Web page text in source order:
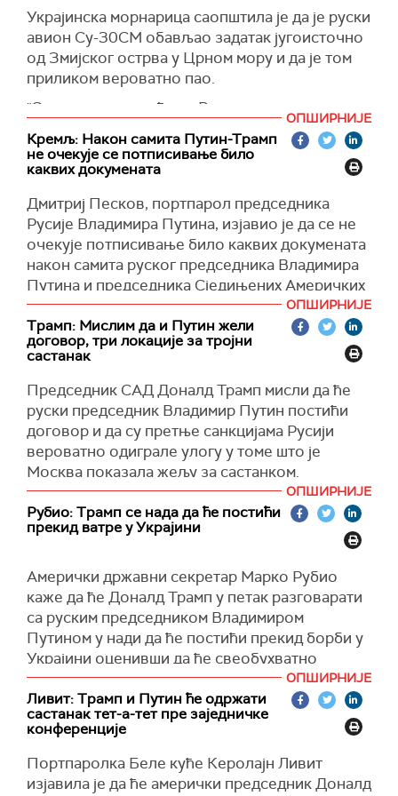
председник и неће се петљати са мном",
истакао је Трамп.
(BBC)
на одредиште око 17.48 по московском
времену.
Још један Ил-96 касније је полетео из Москве
за Енкориџ.
Путин и Трамп ће се састати сутра у Енкориџу,
на Аљасци у 11.30 по локалном времену.
(РИА, Танјуг)
Украјинска морнарица саопштила је да је руски
авион Су-30СМ обављао задатак југоисточно
од Змијског острва у Црном мору и да је том
приликом вероватно пао.
"Средствима извиђања Ратне морнарице
Оружаних снага Украјине, добијен је радио-
пресрет о губитку везе са авионом руских
окупатора Су-30СМ, који је извршавао задатак
је, вероватно, пао из непознатих разлога",
наводи се у саопштењу Ратне морнарице
Украјине.
Према подацима морнарице, руске снаге
тренутно спроводе акције потраге и
спасавања.
(Unijan)
ОПШИРНИЈЕ
Кремљ: Након самита Путин-Трамп
не очекује се потписивање било
каквих докумената
Дмитриј Песков, портпарол председника
Русије Владимира Путина, изјавио је да се не
очекује потписивање било каквих докумената
након самита руског председника Владимира
Путина и председника Сједињених Америчких
Држава Доналда Трампа сутра на Аљасци.
"Не, не очекује се, ништа није припремљено",
рекао је Песков новинарима, одговарајући на
након самита лидера Русије и САД.
Песков је, такође, рекао да би било погрешно
журити и унапред предвиђати резултате
руско-америчког самита.
"За сада би, наравно, била велика грешка
журити, покушавати да претекнемо себе и
покушати да предвидимо исход", рекао је
(РИА, Танјуг)
ОПШИРНИЈЕ
Трамп: Мислим да и Путин жели
договор, три локације за тројни
састанак
Председник САД Доналд Трамп мисли да ће
руски председник Владимир Путин постићи
договор и да су претње санкцијама Русији
вероватно одиграле улогу у томе што је
Москва показала жељу за састанком.
Трамп је у интервјуу за радио
Фокс њузрекао
да има три локације на уму за накнадни
састанак са Путином и украјинским
Председник САД рекао је и да мисли руски
председник жели да "заврши посао" на
Аљасци.
На питање да ли мисли да би састанак са
Путином могао да се заврши неуспехом, Трамп
је одговорио да постоји 25 одсто шанси да се
то догоди.
буде успешан, а у том случају ћу се вратити
ОПШИРНИЈЕ
Рубио: Трамп се нада да ће постићи
прекид ватре у Украјини
Амерички државни секретар Марко Рубио
каже да ће Доналд Трамп у петак разговарати
са руским председником Владимиром
Путином у нади да ће постићи прекид борби у
Украјини оценивши да ће свеобухватно
решење сукоба трајати дуже.
Да бисмо постигли мир, мислим да сви
препознајемо да ће морати да се води
Мораће да се води разговор о територијалним
споровима и захтевима, и о томе око чега се
ОПШИРНИЈЕ
Ливит: Трамп и Путин ће одржати
састанак тет-а-тет пре заједничке
конференције
Портпаролка Беле куће Керолајн Ливит
изјавила је да ће амерички председник Доналд